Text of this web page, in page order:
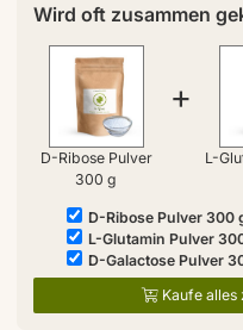
Wird oft zusammen
D-Ribose Pulver
300 g
+
L-
D-Ribose Pulver 300
L-Glutamin Pulver
D-Galactose Pulver
Kaufe alles